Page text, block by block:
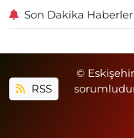
Son Dakika
RSS
©